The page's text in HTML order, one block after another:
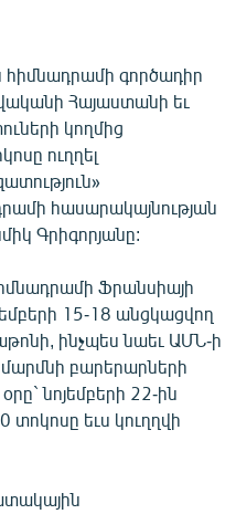
գործադիր
Հայաստանի եւ
կողմից
ուղղել
հասարակայնության
Գրիգորյանը:
Ֆրանսիայի
15-18 անցկացվող
ինչպես նաեւ ԱՄՆ-ի
բարերարների
նոյեմբերի 22-ին
եւս կուղղվի